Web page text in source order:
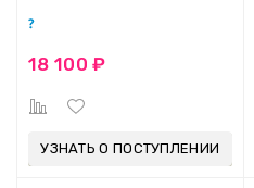
18 100 ₽
УЗНАТЬ О ПОСТУПЛЕНИИ